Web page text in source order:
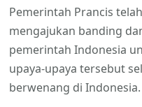
Pemerintah Prancis
mengajukan banding
pemerintah Indonesia
upaya-upaya tersebut
berwenang di Indonesia.